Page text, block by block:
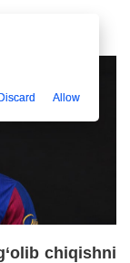
chiqishni
Allow